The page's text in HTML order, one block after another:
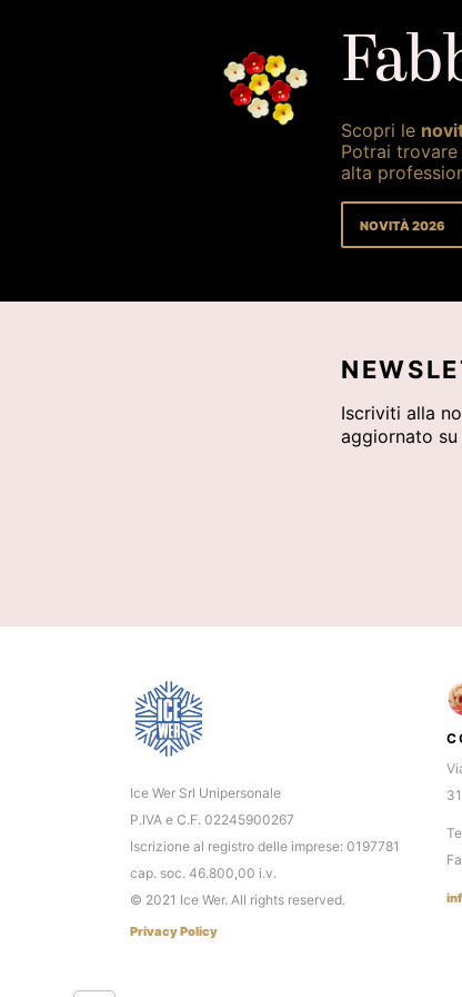
Scopri le
Potrai
alta
NOVITÀ 2026
Iscriviti alla
aggiornato
Ice Wer Srl Unipersonale
P.IVA e C.F. 02245900267
Iscrizione al registro delle imprese: 0197781
cap. soc. 46.800,00 i.v.
© 2021 Ice Wer. All rights reserved.
Privacy Policy